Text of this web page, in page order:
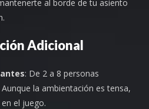
al borde de tu asiento
Adicional
: De 2 a 8 personas
Aunque la ambientación es tensa,
el juego.